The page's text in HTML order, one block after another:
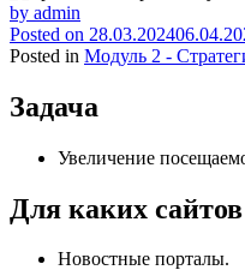
by admin
Posted on 28.03.2024
Posted in Модуль 2 -
Задача
Увеличение
Для каких
Новостные порталы.